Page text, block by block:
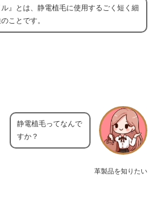
ル』とは、静電植毛に使用するごく短く細
ことです。
革製品を知りたい
静電植毛ってなんで
すか？